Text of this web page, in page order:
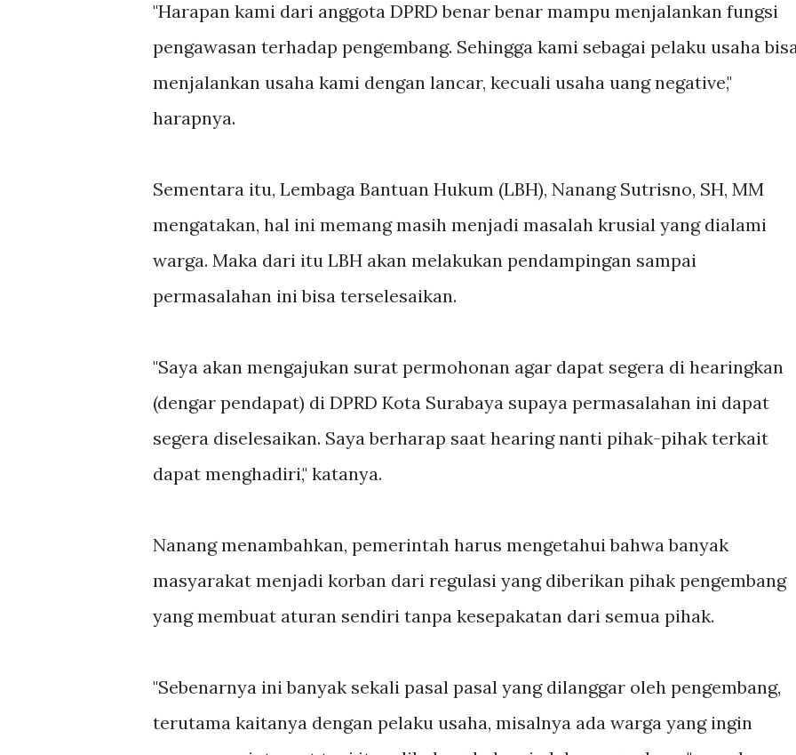
"Harapan kami dari anggota DPRD benar benar mampu menjalankan fungsi
pengawasan terhadap pengembang. Sehingga kami sebagai pelaku usaha
menjalankan usaha kami dengan lancar, kecuali usaha uang negative,"
harapnya.
Sementara itu, Lembaga Bantuan Hukum (LBH), Nanang Sutrisno, SH, MM
mengatakan, hal ini memang masih menjadi masalah krusial yang dialami
warga. Maka dari itu LBH akan melakukan pendampingan sampai
permasalahan ini bisa terselesaikan.
"Saya akan mengajukan surat permohonan agar dapat segera di hearingkan
(dengar pendapat) di DPRD Kota Surabaya supaya permasalahan ini dapat
segera diselesaikan. Saya berharap saat hearing nanti pihak-pihak terkait
dapat menghadiri," katanya.
Nanang menambahkan, pemerintah harus mengetahui bahwa banyak
masyarakat menjadi korban dari regulasi yang diberikan pihak pengembang
yang membuat aturan sendiri tanpa kesepakatan dari semua pihak.
"Sebenarnya ini banyak sekali pasal pasal yang dilanggar oleh pengembang,
terutama kaitanya dengan pelaku usaha, misalnya ada warga yang ingin